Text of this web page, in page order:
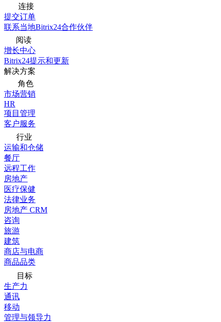
连接
提交订单
联系当地Bitrix24合作伙伴
阅读
增长中心
Bitrix24提示和更新
解决方案
角色
市场营销
HR
项目管理
客户服务
行业
运输和仓储
餐厅
远程工作
房地产
医疗保健
法律业务
房地产 CRM
咨询
旅游
建筑
商店与电商
商品品类
目标
生产力
通讯
移动
管理与领导力